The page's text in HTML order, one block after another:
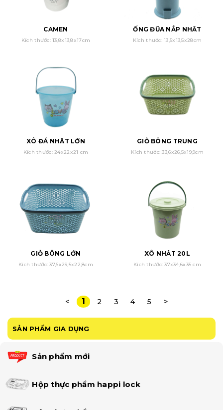
SẢN PHẨM GIA DỤNG
Sản phẩm mới
Hộp thực phẩm happi lock
CAMEN
Kích thước: 13,8x13,8x17cm
ỐNG ĐŨA NẮP NHẬT
Kích thước: 13,5x13,5x28cm
XÔ ĐÁ NHẬT LỚN
Kích thước: 24x22x21 cm
GIỎ BÔNG TRUNG
Kích thước: 33,6x26,5x19,9cm
GIỎ BÔNG LỚN
Kích thước: 37,6x29,5x22,8cm
XÔ NHẬT 20L
Kích thước: 37x34,6x35 cm
< 1 2 3 4 5 >